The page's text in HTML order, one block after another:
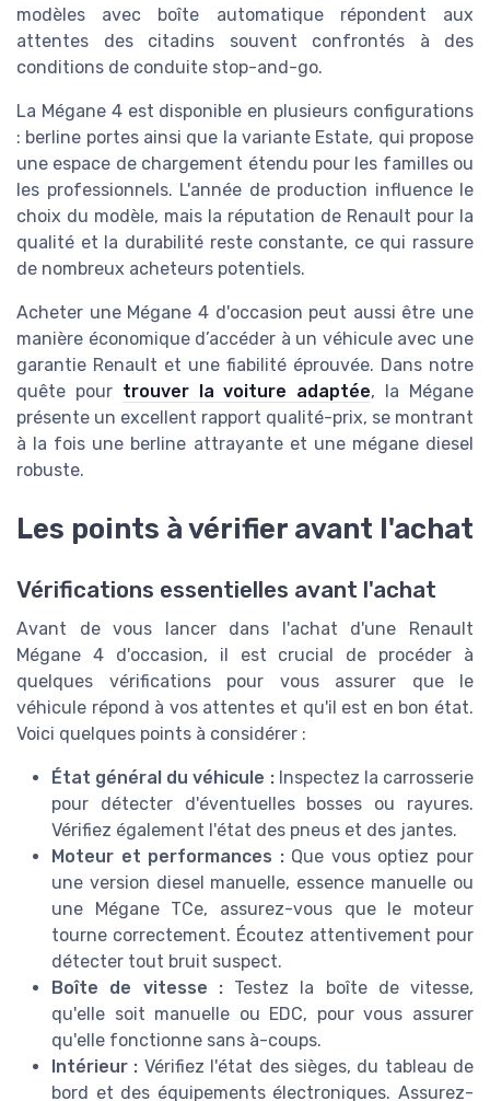
modèles avec boîte automatique répondent aux
attentes des citadins souvent confrontés à des
conditions de conduite stop-and-go.
La Mégane 4 est disponible en plusieurs configurations
: berline portes ainsi que la variante Estate, qui propose
une espace de chargement étendu pour les familles ou
les professionnels. L'année de production influence le
choix du modèle, mais la réputation de Renault pour la
qualité et la durabilité reste constante, ce qui rassure
de nombreux acheteurs potentiels.
Acheter une Mégane 4 d'occasion peut aussi être une
manière économique d’accéder à un véhicule avec une
garantie Renault et une fiabilité éprouvée. Dans notre
quête pour trouver la voiture adaptée, la Mégane
présente un excellent rapport qualité-prix, se montrant
à la fois une berline attrayante et une mégane diesel
robuste.
Les points à vérifier avant l'achat
Vérifications essentielles avant l'achat
Avant de vous lancer dans l'achat d'une Renault
Mégane 4 d'occasion, il est crucial de procéder à
quelques vérifications pour vous assurer que le
véhicule répond à vos attentes et qu'il est en bon état.
Voici quelques points à considérer :
État général du véhicule :Inspectez la carrosserie
pour détecter d'éventuelles bosses ou rayures.
Vérifiez également l'état des pneus et des jantes.
Moteur et performances :Que vous optiez pour
une version diesel manuelle, essence manuelle ou
une Mégane TCe, assurez-vous que le moteur
tourne correctement. Écoutez attentivement pour
détecter tout bruit suspect.
Boîte de vitesse :Testez la boîte de vitesse,
qu'elle soit manuelle ou EDC, pour vous assurer
qu'elle fonctionne sans à-coups.
Intérieur : Vérifiez l'état des sièges, du tableau de
bord et des équipements électroniques. Assurez-